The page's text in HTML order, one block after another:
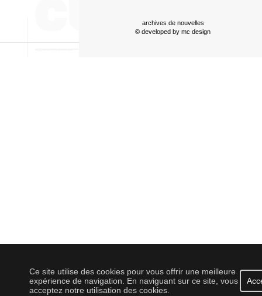
archives de nouvelles
© developed by mc design
Ce site utilise des cookies pour vous offrir une meilleure
expérience de navigation. En naviguant sur ce site, vous
acceptez notre utilisation des cookies.